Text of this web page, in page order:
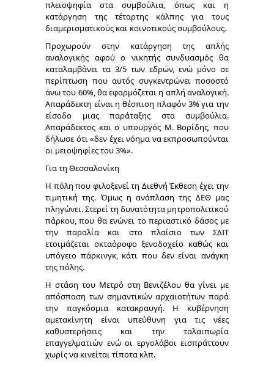
πλειοψηφία στα συμβούλια, όπως και η
κατάργηση της τέταρτης κάλπης για τους
διαμερισματικούς και κοινοτικούς συμβούλους.
Προχωρούν στην κατάργηση της απλής
αναλογικής αφού ο νικητής συνδυασμός θα
καταλαμβάνει τα 3/5 των εδρών, ενώ μόνο σε
περίπτωση που αυτός συγκεντρώνει ποσοστό
άνω του 60%, θα εφαρμόζεται η απλή αναλογική.
Απαράδεκτη είναι η θέσπιση πλαφόν 3% για την
είσοδο μιας παράταξης στα συμβούλια.
Απαράδεκτος και ο υπουργός Μ. Βορίδης, που
δήλωσε ότι «δεν έχει νόημα να εκπροσωπούνται
οι μειοψηφίες του 3%».
Για τη Θεσσαλονίκη
Η πόλη που φιλοξενεί τη Διεθνή Έκθεση έχει την
τιμητική της. Όμως η ανάπλαση της ΔΕΘμας
πληγώνει. Στερεί τη δυνατότητα μητροπολιτικού
πάρκου, που θα ενώνει το περιαστικό δάσος με
την παραλία και στο πλαίσιο των ΣΔΙΤ
ετοιμάζεται οκταόροφο ξενοδοχείο καθώς και
υπόγειο πάρκινγκ, κάτι που δεν είναι ανάγκη
της πόλης.
Η στάση του Μετρό στη Βενιζέλου θα γίνει με
απόσπαση των σημαντικών αρχαιοτήτων παρά
την παγκόσμια κατακραυγή. Η κυβέρνηση
αμετακίνητη είναι υπεύθυνη για τις νέες
καθυστερήσεις και την ταλαιπωρία
επαγγελματιών ενώ οι εργολάβοι εισπράττουν
χωρίς να κινείται τίποτα κλπ.